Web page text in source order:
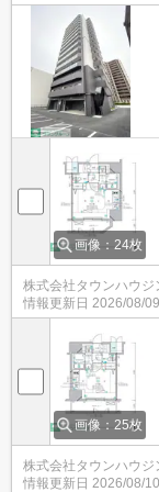
画像：24枚
株式会社タウンハウジ
情報更新日 2026/08/09
画像：25枚
株式会社タウンハウジ
情報更新日 2026/08/10